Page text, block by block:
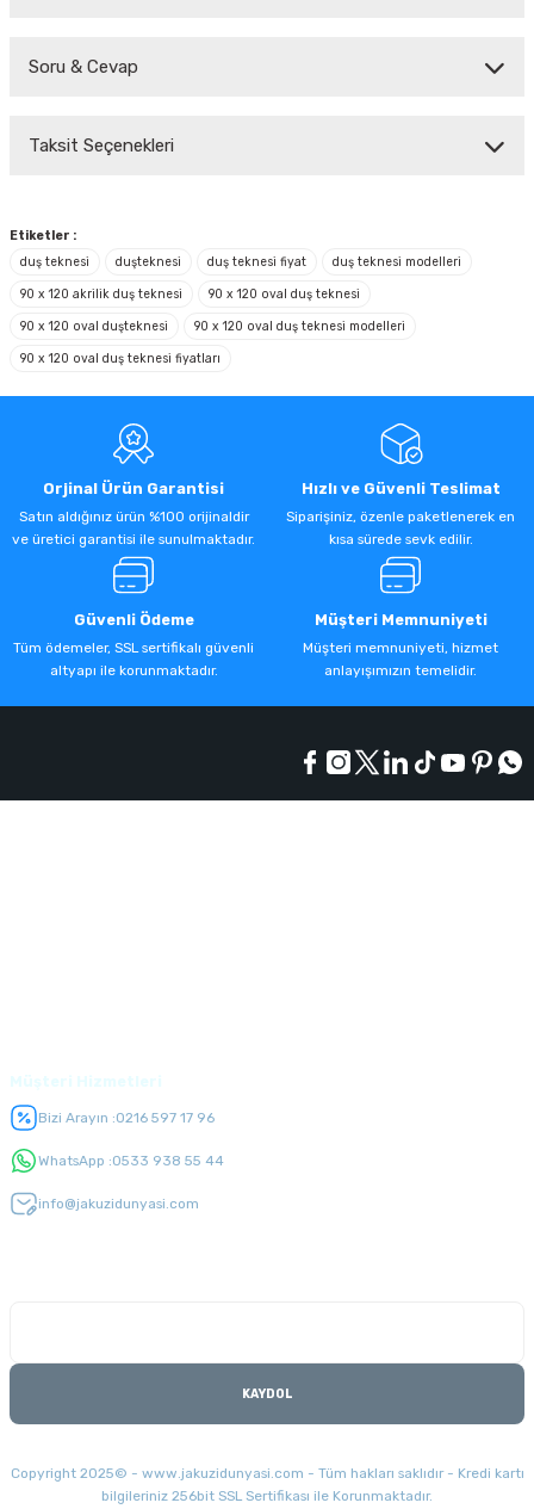
Soru & Cevap
Taksit Seçenekleri
Etiketler :
duş teknesi
duşteknesi duş teknesi fiyat duş teknesi modelleri
90 x 120 akrilik duş teknesi 90 x 120 oval duş teknesi
90 x 120 oval duşteknesi 90 x 120 oval duş teknesi modelleri
90 x 120 oval duş teknesi fiyatları
Orjinal Ürün Garantisi
Satın aldığınız ürün %100 orijinaldir
ve üretici garantisi ile sunulmaktadır.
Hızlı ve Güvenli Teslimat
Siparişiniz, özenle paketlenerek en
kısa sürede sevk edilir.
Güvenli Ödeme
Tüm ödemeler, SSL sertifikalı güvenli
altyapı ile korunmaktadır.
Müşteri Memnuniyeti
Müşteri memnuniyeti, hizmet
anlayışımızın temelidir.
Bizi Arayın :0216 597 17 96
WhatsApp :0533 938 55 44
info@jakuzidunyasi.com
KAYDOL
Copyright 2025© - www.jakuzidunyasi.com - Tüm hakları saklıdır - Kredi kartı
bilgileriniz 256bit SSL Sertifikası ile Korunmaktadır.